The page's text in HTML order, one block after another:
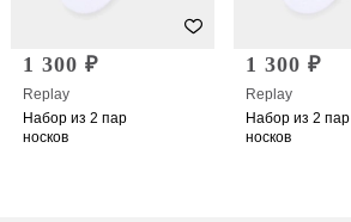
1 300 ₽
Replay
Набор из 2 пар
носков
1 300 ₽
Replay
Набор из 2 пар
носков